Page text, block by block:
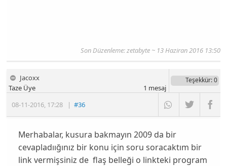
Son Düzenleme: zetabyte ~ 13 Haziran 2016 13:50
Jacoxx
08-11-2016, 17:28 |#36
Taze Üye
Teşekkür: 0
1 mesaj
Merhabalar, kusura bakmayın 2009 da bir
cevapladıığınız bir konu için soru soracaktım bir
link vermişsiniz de flaş belleği o linkteki program